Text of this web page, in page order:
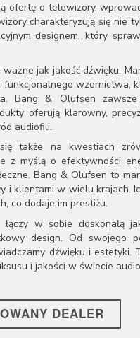
ofertę o telewizory,
charakteryzują się nie
designem, który
jak jakość dźwięku.
funkcjonalnego wzornictwa,
Bang & Olufsen
oferują klarowny,
audiofili.
także na kwestiach
z myślą o efektywności
Bang & Olufsen to
i klientami w wielu krajach.
co dodaje im prestiżu.
w sobie doskonałą
design. Od swojego
dźwięku i estetyki.
i jakości w świecie
DEALER